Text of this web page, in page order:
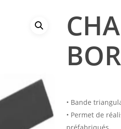
• Bande
• Permet de